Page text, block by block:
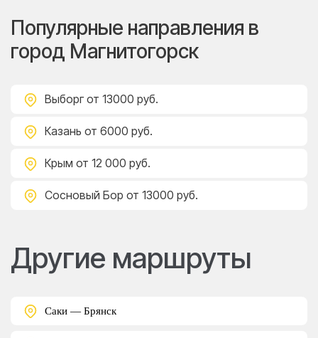
Популярные направления в
город Магнитогорск
Выборг от 13000 руб.
Казань от 6000 руб.
Крым от 12 000 руб.
Сосновый Бор от 13000 руб.
Другие маршруты
Саки — Брянск